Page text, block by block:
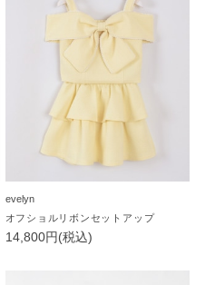
evelyn
オフショルリボンセットアップ
14,800円(税込)